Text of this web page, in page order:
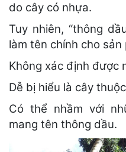
do cây có nhựa.
Tuy nhiên, “thông
làm tên chính cho sản
Không xác định được
Dễ bị hiểu là cây
Có thể nhầm với
mang tên thông dầu.